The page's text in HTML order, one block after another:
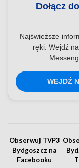
Dołącz
Najświeższe
ręki. Wejdź
WEJDŹ
Obserwuj TVP3
Bydgoszcz na
Facebooku